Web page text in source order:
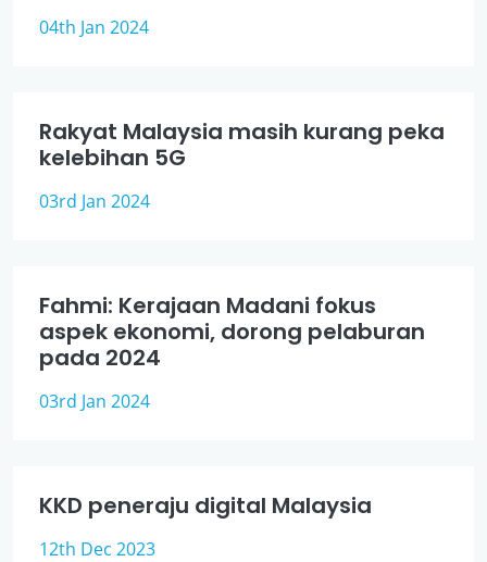
04th Jan 2024
Rakyat Malaysia masih kurang peka
kelebihan 5G
03rd Jan 2024
Fahmi: Kerajaan Madani fokus
aspek ekonomi, dorong pelaburan
pada 2024
03rd Jan 2024
KKD peneraju digital Malaysia
12th Dec 2023